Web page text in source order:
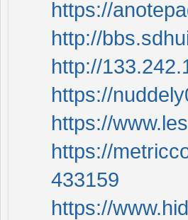
https://
http://
http://
https://
https://
https://
433159
https://